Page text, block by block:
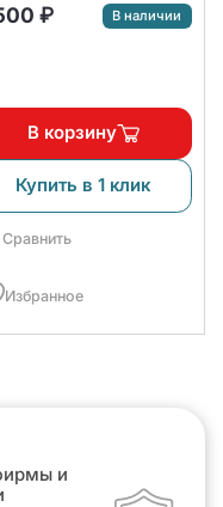
₽ В наличии
В корзину
Купить в 1 клик
Сравнить
Избранное
и